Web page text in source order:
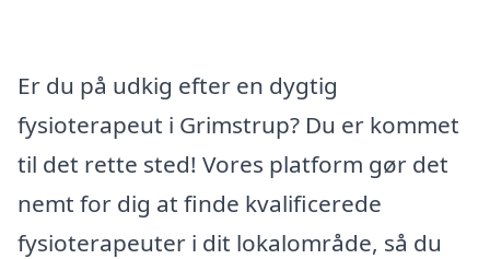
Er du på udkig efter en dygtig
fysioterapeut i Grimstrup? Du er kommet
til det rette sted! Vores platform gør det
nemt for dig at finde kvalificerede
fysioterapeuter i dit lokalområde, så du